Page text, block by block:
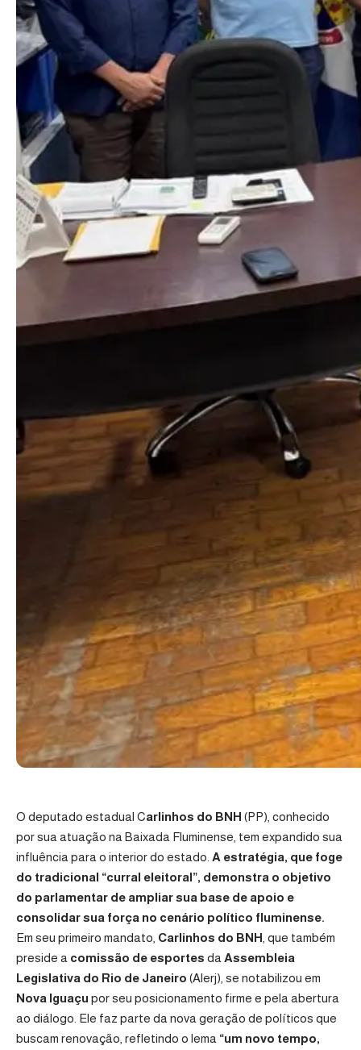
O deputado estadual Carlinhos do BNH (PP), conhecido
por sua atuação na Baixada Fluminense, tem expandido sua
influência para o interior do estado. A estratégia, que foge
do tradicional “curral eleitoral”, demonstra o objetivo
do parlamentar de ampliar sua base de apoio e
consolidar sua força no cenário político fluminense.
Em seu primeiro mandato, Carlinhos do BNH , que também
preside a comissão de esportes da Assembleia
Legislativa do Rio de Janeiro (Alerj), se notabilizou em
Nova Iguaçu por seu posicionamento firme e pela abertura
ao diálogo. Ele faz parte da nova geração de políticos que
buscam renovação, refletindo o lema “um novo tempo,